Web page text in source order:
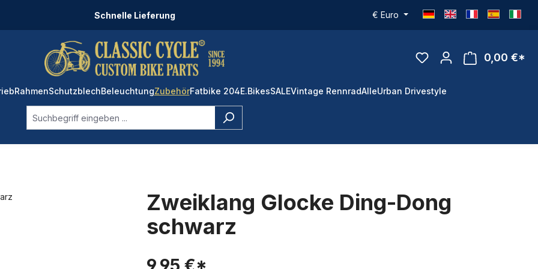
Schnelle Lieferung € Euro
0,00 €*
RahmenSchutzblechBeleuchtungZubehörFatbike 204E.BikesSALEVintage RennradAlleUrban Drivestyle
Zweiklang Glocke Ding-Dong
schwarz